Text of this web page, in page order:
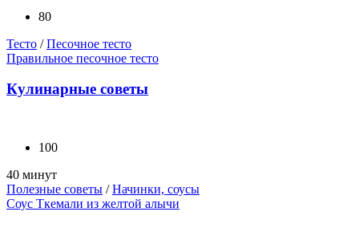
80
Тесто /Песочное тесто
Правильное песочное тесто
Кулинарные советы
100
40 минут
Полезные советы /Начинки, соусы
Соус Ткемали из желтой алычи